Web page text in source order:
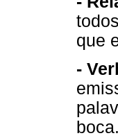
que
-
boca.